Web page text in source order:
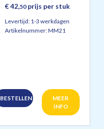
€42,50prijs per stuk
Levertijd: 1-3 werkdagen
Artikelnummer:MM21
BESTELLEN
MEER
INFO